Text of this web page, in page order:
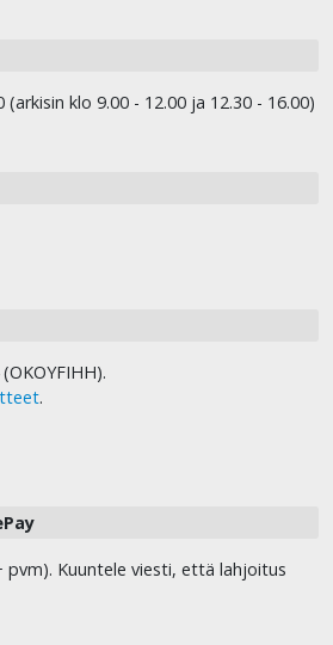
(arkisin klo 9.00 - 12.00 ja 12.30 - 16.00)
.
pvm). Kuuntele viesti, että lahjoitus